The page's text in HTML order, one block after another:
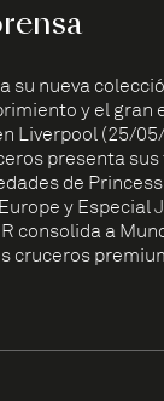
su nueva
y el gran
Liverpool (25/
presenta
de
y Especial
consolida a
cruceros